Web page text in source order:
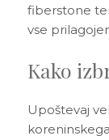
fiberstone
vse
Kako
Upoštevaj